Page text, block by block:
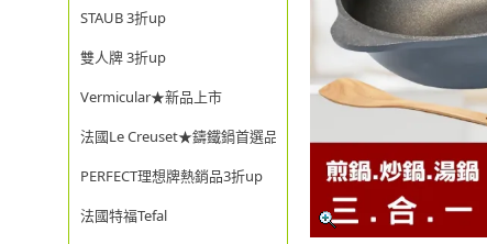
STAUB 3折up
雙人牌 3折up
Vermicular★新品上市
法國Le Creuset★鑄鐵鍋首選品牌
PERFECT理想牌熱銷品3折up
法國特福Tefal